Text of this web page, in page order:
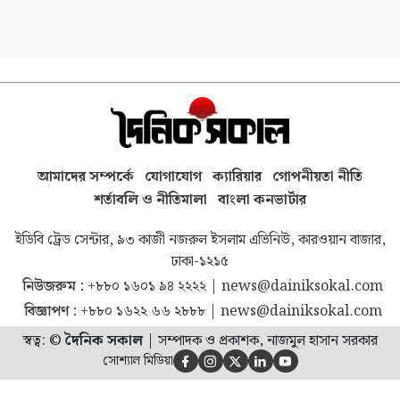
আমাদের সম্পর্কে যোগাযোগ ক্যারিয়ার গোপনীয়তা নীতি
শর্তাবলি ও নীতিমালা বাংলা কনভার্টার
ইডিবি ট্রেড সেন্টার, ৯৩ কাজী নজরুল ইসলাম এভিনিউ, কারওয়ান বাজার,
ঢাকা-১২১৫
নিউজরুম : +৮৮০ ১৬০১ ৯৪ ২২২২| news@dainiksokal.com
বিজ্ঞাপণ : +৮৮০ ১৬২২ ৬৬ ২৮৮৮| news@dainiksokal.com
স্বত্ব: ©দৈনিক সকাল| সম্পাদক ও প্রকাশক, নাজমুল হাসান সরকার
সোশ্যাল মিডিয়া     